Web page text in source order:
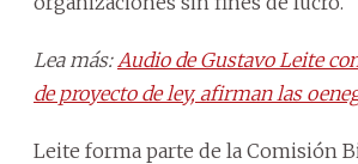
Lea más: Audio de Gustavo Leite
de proyecto de ley, afirman las
Leite forma parte de la Comisión